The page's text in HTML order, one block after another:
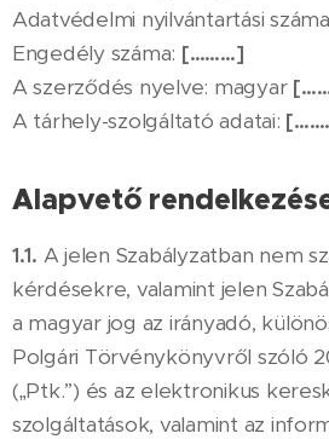
Adatvédelmi nyilvántartási
Engedély száma: [………]
A szerződés nyelve: magyar
A tárhely-szolgáltató adatai:
Alapvető
1.1. A jelen Szabályzatban nem
kérdésekre, valamint jelen
a magyar jog az irányadó,
Polgári Törvénykönyvről szóló
(„Ptk.”) és az elektronikus
szolgáltatások, valamint az